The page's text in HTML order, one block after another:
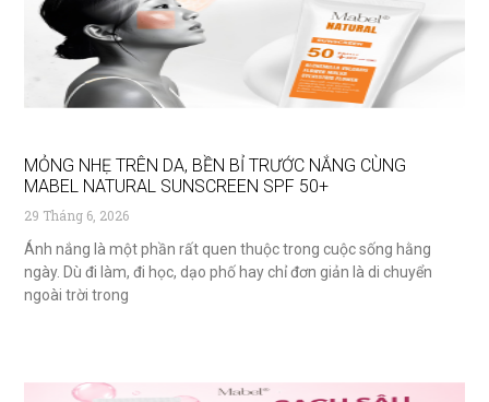
MỎNG NHẸ TRÊN DA, BỀN BỈ TRƯỚC NẮNG CÙNG
MABEL NATURAL SUNSCREEN SPF 50+
29 Tháng 6, 2026
Ánh nắng là một phần rất quen thuộc trong cuộc sống hằng
ngày. Dù đi làm, đi học, dạo phố hay chỉ đơn giản là di chuyển
ngoài trời trong